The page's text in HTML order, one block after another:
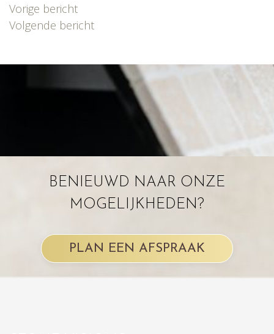
Bericht
navigatie
Vorige bericht
Volgende bericht
BENIEUWD NAAR ONZE
MOGELIJKHEDEN?
PLAN EEN AFSPRAAK